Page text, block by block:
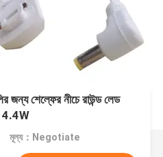
জন্য শেল্ফের নীচে রাউন্ড লেড
মূল্য：Negotiate